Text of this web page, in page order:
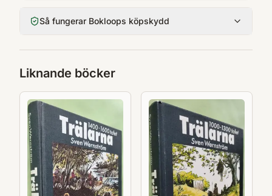
Så fungerar Bokloops köpskydd
Liknande böcker